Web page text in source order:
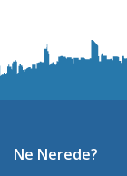
Ne Nerede?